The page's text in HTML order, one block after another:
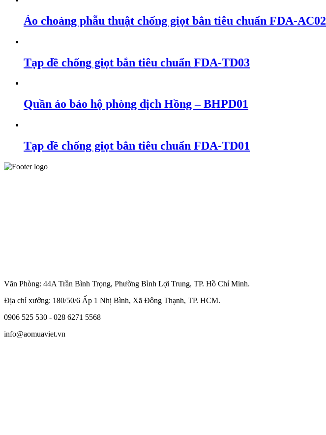
Áo choàng phẫu thuật chống giọt bắn tiêu chuẩn FDA-AC02
Tạp dề chống giọt bắn tiêu chuẩn FDA-TD03
Quần áo bảo hộ phòng dịch Hồng – BHPD01
Tạp dề chống giọt bắn tiêu chuẩn FDA-TD01
Văn Phòng: 44A Trần Bình Trọng, Phường Bình Lợi Trung, TP. Hồ Chí Minh.
Địa chỉ xưởng: 180/50/6 Ấp 1 Nhị Bình, Xã Đông Thạnh, TP. HCM.
0906 525 530 - 028 6271 5568
info@aomuaviet.vn